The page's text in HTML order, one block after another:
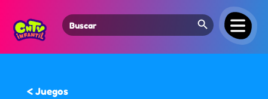
Search
for:
Search Button
< Juegos